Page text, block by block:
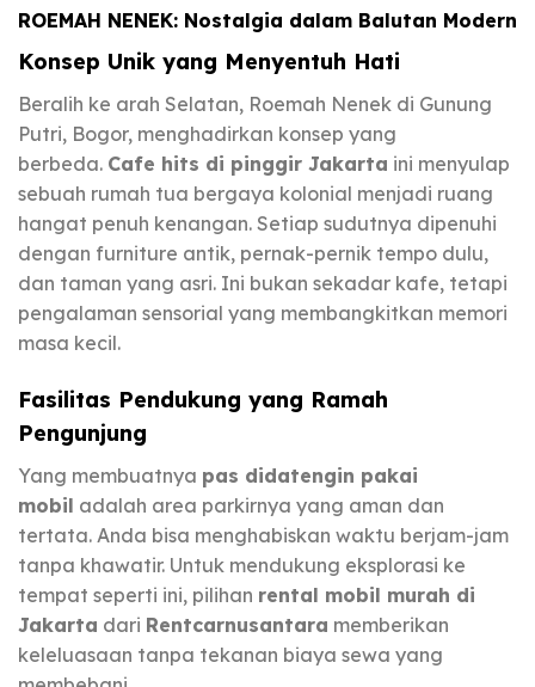
ROEMAH NENEK: Nostalgia dalam Balutan Modern
Konsep Unik yang Menyentuh Hati
Beralih ke arah Selatan, Roemah Nenek di Gunung
Putri, Bogor, menghadirkan konsep yang
berbeda. Cafe hits di pinggir Jakarta ini menyulap
sebuah rumah tua bergaya kolonial menjadi ruang
hangat penuh kenangan. Setiap sudutnya dipenuhi
dengan furniture antik, pernak-pernik tempo dulu,
dan taman yang asri. Ini bukan sekadar kafe, tetapi
pengalaman sensorial yang membangkitkan memori
masa kecil.
Fasilitas Pendukung yang Ramah
Pengunjung
Yang membuatnya pas didatengin pakai
mobil adalah area parkirnya yang aman dan
tertata. Anda bisa menghabiskan waktu berjam-jam
tanpa khawatir. Untuk mendukung eksplorasi ke
tempat seperti ini, pilihan rental mobil murah di
Jakarta dari Rentcarnusantara memberikan
keleluasaan tanpa tekanan biaya sewa yang